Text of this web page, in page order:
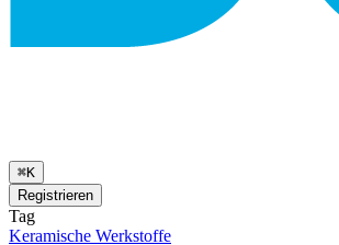
⌘K
Registrieren
Tag
Keramische Werkstoffe